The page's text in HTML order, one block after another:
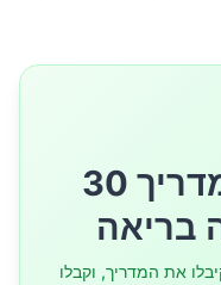
🎁 קבלו חינם: מדריך 30
בריאה
שכבר קיבלו את המדריך, וקבלו